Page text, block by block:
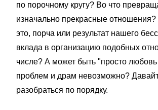
по порочному кругу? Во что
изначально прекрасные отношения?
это, порча или результат нашего
вклада в организацию подобных
числе? А может быть "просто любовь
проблем и драм невозможно?
разобраться по порядку.